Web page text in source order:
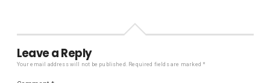
Leave a Reply
Your email address will not be published. Required fields are marked*